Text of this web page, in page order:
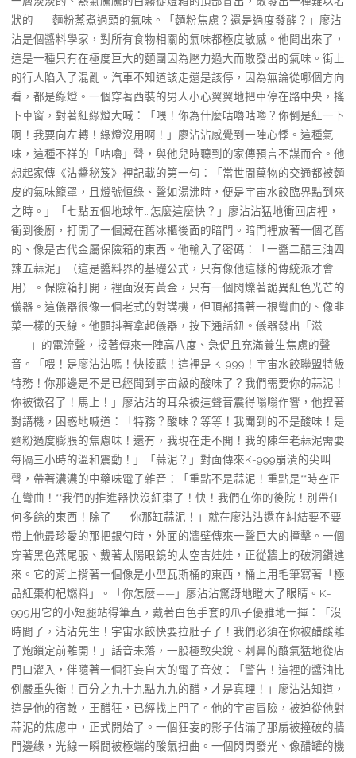
狀的——麵粉蒸煮過頭的氣味。「麵粉焦慮？還是過度發酵？」廖沾
沾是個醬料學家，對所有食物相關的氣味都極度敏感。他聞出來了，
這是一種只有在極度巨大的麵團因為壓力過大而散發出的氣味。街上
的行人陷入了混亂。汽車不知道該走還是該停，因為無論從哪個方向
看，都是綠燈。一個穿著西裝的男人小心翼翼地把車停在路中央，搖
下車窗，對著紅綠燈大喊：「喂！你為什麼咕嚕咕嚕？你倒是紅一下
啊！我要向左轉！綠燈沒用啊！」廖沾沾感覺到一陣心悸。這種氣
味，這種不祥的「咕嚕」聲，與他兒時聽到的家傳預言不謀而合。他
想起家傳《沾醬秘笈》裡記載的第一句：「當世間萬物的交通都被麵
皮的氣味籠罩，且燈號恒綠、聲如湯沸時，便是宇宙水餃臨界點到來
之時。」「七點五個地球年…怎麼這麼快？」廖沾沾猛地衝回店裡，
衝到後廚，打開了一個藏在舊冰櫃後面的暗門。暗門裡放著一個老舊
的、像是古代金屬保險箱的東西。他輸入了密碼：「一醬二醋三油四
辣五蒜泥」（這是醬料界的基礎公式，只有像他這樣的傳統派才會
用）。保險箱打開，裡面沒有黃金，只有一個閃爍著詭異紅色光芒的
儀器。這儀器很像一個老式的對講機，但頂部插著一根彎曲的、像韭
菜一樣的天線。他顫抖著拿起儀器，按下通話鈕。儀器發出「滋
——」的電流聲，接著傳來一陣高八度、急促且充滿養生焦慮的聲
音。「喂！是廖沾沾嗎！快接聽！這裡是 K-999！宇宙水餃聯盟特級
特務！你那邊是不是已經聞到宇宙級的酸味了？我們需要你的蒜泥！
你被徵召了！馬上！」廖沾沾的耳朵被這聲音震得嗡嗡作響，他捏著
對講機，困惑地喊道：「特務？酸味？等等！我聞到的不是酸味！是
麵粉過度膨脹的焦慮味！還有，我現在走不開！我的陳年老蒜泥需要
每隔三小時的溫和震動！」「蒜泥？」對面傳來K-999崩潰的尖叫
聲，帶著濃濃的中藥味電子雜音：「重點不是蒜泥！重點是**時空正
在彎曲！**我們的推進器快沒紅棗了！快！我們在你的後院！別帶任
何多餘的東西！除了——你那缸蒜泥！」就在廖沾沾還在糾結要不要
帶上他最珍愛的那把銀勺時，外面的牆壁傳來一聲巨大的撞擊。一個
穿著黑色燕尾服、戴著太陽眼鏡的太空吉娃娃，正從牆上的破洞鑽進
來。它的背上揹著一個像是小型瓦斯桶的東西，桶上用毛筆寫著「極
品紅棗枸杞燃料」。「你怎麼——」廖沾沾驚訝地瞪大了眼睛。K-
999用它的小短腿站得筆直，戴著白色手套的爪子優雅地一揮：「沒
時間了，沾沾先生！宇宙水餃快要拉肚子了！我們必須在你被醋酸離
子炮鎖定前離開！」話音未落，一股極致尖銳、刺鼻的酸氣猛地從店
門口灌入，伴隨著一個狂妄自大的電子音效：「警告！這裡的醬油比
例嚴重失衡！百分之九十九點九九的醋，才是真理！」廖沾沾知道，
這是他的宿敵，王醋狂，已經找上門了。他的宇宙冒險，被迫從他對
蒜泥的焦慮中，正式開始了。一個狂妄的影子佔滿了那扇被撞破的牆
門邊緣，光線一瞬間被極端的酸氣扭曲。一個閃閃發光、像醋罐的機